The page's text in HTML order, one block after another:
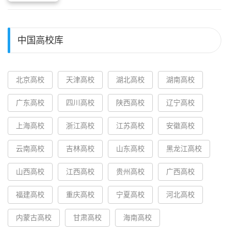
中国高校库
北京高校 天津高校 湖北高校 湖南高校
广东高校 四川高校 陕西高校 辽宁高校
上海高校 浙江高校 江苏高校 安徽高校
云南高校 吉林高校 山东高校 黑龙江高校
山西高校 江西高校 贵州高校 广西高校
福建高校 重庆高校 宁夏高校 河北高校
内蒙古高校 甘肃高校 海南高校